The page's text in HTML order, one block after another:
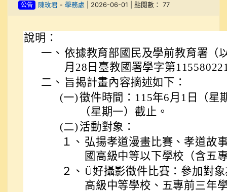
公告 陳玫君- 學務處 | 2026-06-01 | 點閱數： 77
說明：
一、 依據教育部國民及學前教育署（
月28日臺教國署學字第
二、 旨揭計畫內容摘述如下：
(一)徵件時間：115年6月1日（星
（星期一）截止。
(二) 活動對象：
１、 弘揚孝道漫畫比賽、孝道故
國高級中等以下學校（含五
２、 Ü好攝影徵件比賽：參加對
高級中等學校、五專前三年